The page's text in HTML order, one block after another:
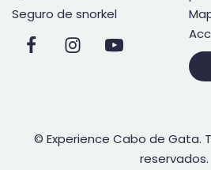
Seguro de snorkel
© Experience Cabo de Gata.
reservados.